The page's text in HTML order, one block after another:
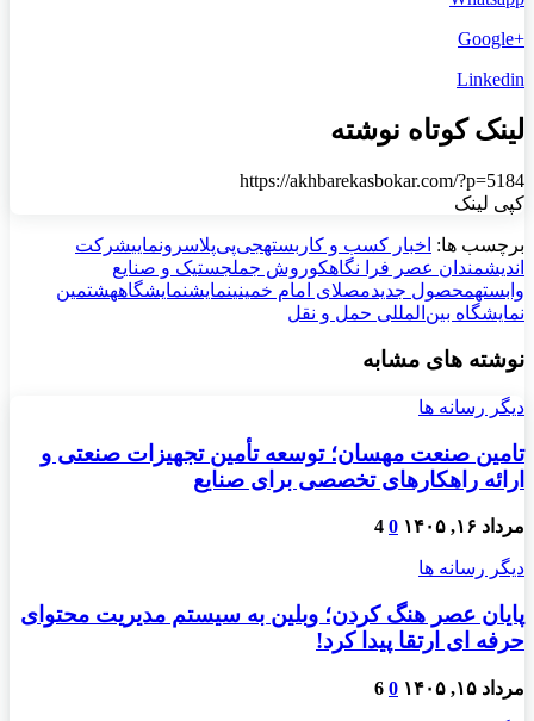
+Google
Linkedin
لینک کوتاه نوشته
https://akhbarekasbokar.com/?p=5184
کپی لینک
برچسب ها: اخبار کسب و کار بستهجی‌پی‌پلاسرونماییشرکت
اندیشمندان عصر فرا نگاهکوروش جملجستیک و صنایع
وابستهمحصول جدیدمصلای امام خمینینمایشنمایشگاههشتمین
نمایشگاه بین‌المللی حمل و نقل
نوشته های مشابه
دیگر رسانه ها
تامین صنعت مهسان؛ توسعه تأمین تجهیزات صنعتی و
ارائه راهکارهای تخصصی برای صنایع
مرداد ۱۶, ۱۴۰۵ 0
4
دیگر رسانه ها
پایان عصر هنگ کردن؛ وبلین به سیستم مدیریت محتوای
حرفه ای ارتقا پیدا کرد!
مرداد ۱۵, ۱۴۰۵ 0
6